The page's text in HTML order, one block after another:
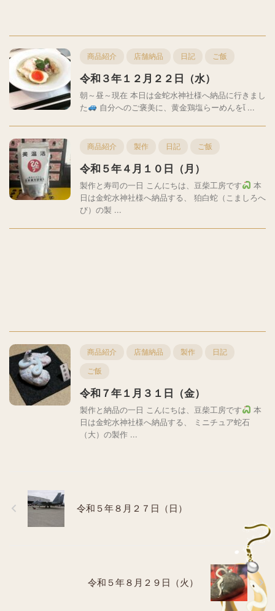
商品紹介 店舗納品 日記 ご飯
令和３年１２月２２日（水）
朝～昼～現在 本日は金蛇水神社様へ納品に行きまし
た
自分へのご褒美に、黄金鶏塩らーめんをἵ ...
商品紹介 製作 日記 ご飯
令和５年４月１０日（月）
製作と寿司の一日 こんにちは、豆柴工房です
本
日は金蛇水神社様へ納品する、 狛白蛇（こましろへ
び）の製 ...
商品紹介 店舗納品 製作 日記
ご飯
令和７年１月３１日（金）
製作と納品の一日 こんにちは、豆柴工房です
本
日は金蛇水神社様へ納品する、 ミニチュア蛇石
（大）の製作 ...
令和５年８月２７日（日）
令和５年８月２９日（火）